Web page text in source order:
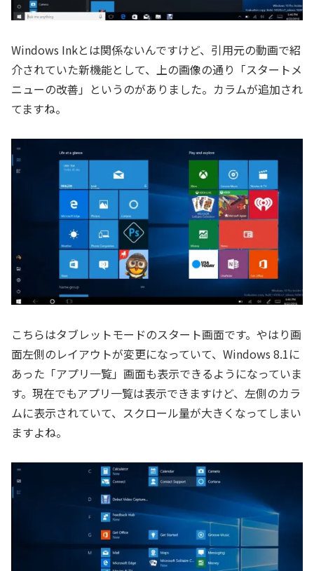
Windows Inkとは関係ないんですけど、引用元の動画で紹
介されていた新機能として、上の画像の通り「スタートメ
ニューの改善」というのがありました。カラムが追加され
てますね。
こちらはタブレットモードのスタート画面です。やはり画
面左側のレイアウトが変更になっていて、Windows 8.1に
あった「アプリ一覧」画面も表示できるようになっていま
す。現在でもアプリ一覧は表示できますけど、左側のカラ
ムに表示されていて、スクロール量が大きくなってしまい
ますよね。